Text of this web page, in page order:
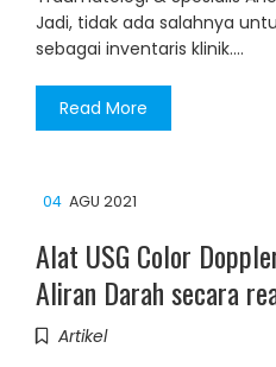
Jadi, tidak ada salahnya
sebagai inventaris klinik.…
Read More
04 AGU 2021
Alat USG Color
Aliran Darah secara
Artikel